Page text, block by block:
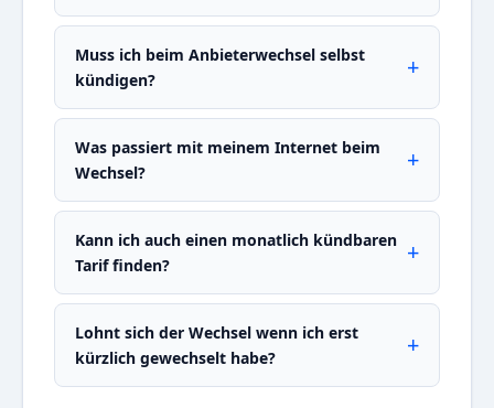
Muss ich beim Anbieterwechsel selbst
kündigen?
Was passiert mit meinem Internet beim
Wechsel?
Kann ich auch einen monatlich kündbaren
Tarif finden?
Lohnt sich der Wechsel wenn ich erst
kürzlich gewechselt habe?